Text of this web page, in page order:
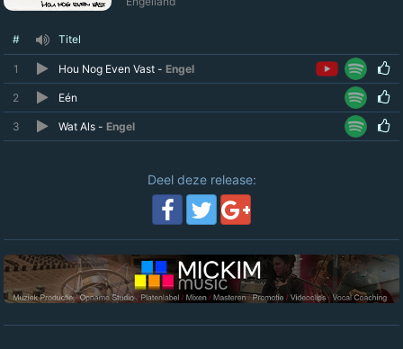
# Titel
1 Hou Nog Even Vast - Engel
2 Eén
3 Wat Als - Engel
Deel deze release: